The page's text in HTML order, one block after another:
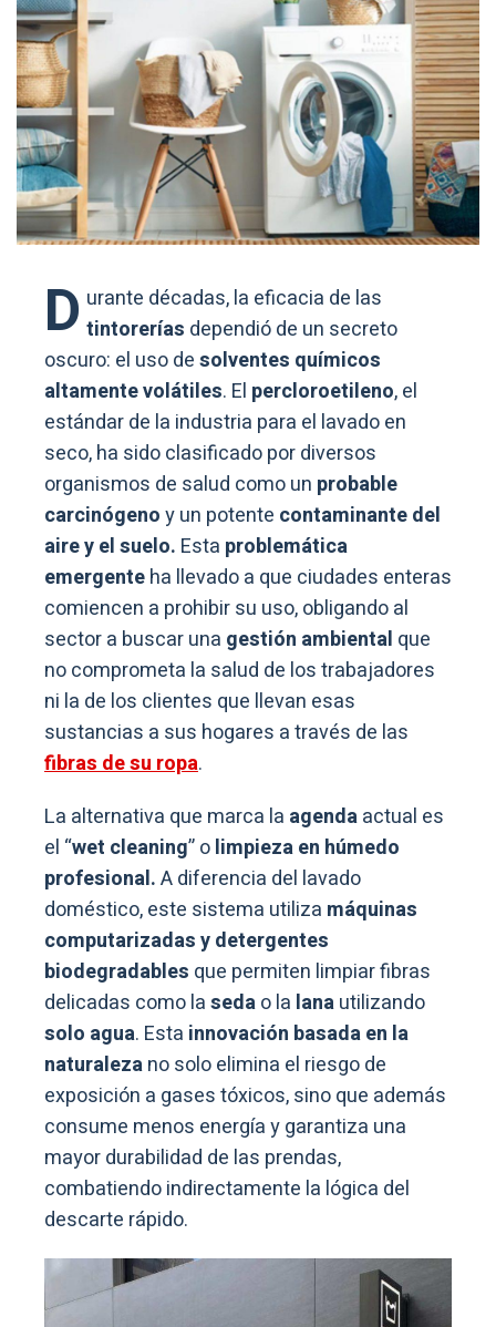
D urante décadas, la eficacia de las
tintorerías dependió de un secreto
oscuro: el uso desolventes químicos
altamente volátiles. El percloroetileno, el
estándar de la industria para el lavado en
seco, ha sido clasificado por diversos
organismos de salud como un probable
carcinógenoy un potente contaminante del
aire y el suelo. Esta problemática
emergenteha llevado a que ciudades enteras
comiencen a prohibir su uso, obligando al
sector a buscar una gestión ambiental que
no comprometa la salud de los trabajadores
ni la de los clientes que llevan esas
sustancias a sus hogares a través de las
fibras de su ropa.
La alternativa que marca la agendaactual es
el “wet cleaning” olimpieza en húmedo
profesional.A diferencia del lavado
doméstico, este sistema utiliza máquinas
computarizadas y detergentes
biodegradables que permiten limpiar fibras
delicadas como lasedao la lanautilizando
solo agua. Esta innovación basada en la
naturalezano solo elimina el riesgo de
exposición a gases tóxicos, sino que además
consume menos energía y garantiza una
mayor durabilidad de las prendas,
combatiendo indirectamente la lógica del
descarte rápido.